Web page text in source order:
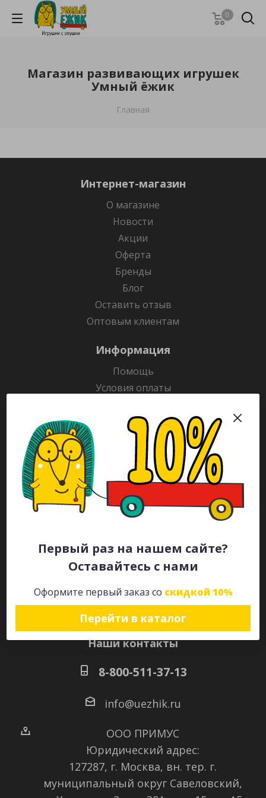
Первый раз на нашем сайте?
Оставайтесь с нами
Оформите первый заказ со скидкой 10%
Перейти в каталог
0
Магазин развивающих игрушек
Умный ёжик
Главная
Интернет-магазин
О магазине
Новости
Акции
Оферта
Бренды
Блог
Оставить отзыв
Оптовым клиентам
Информация
Помощь
Условия оплаты
Гарантия на товар
Раскраски
Рекламодателям
Каталог
Будьте всегда в курсе!
Наши контакты
8-800-511-37-13
info@uezhik.ru
ООО ПРИМУС
Юридический адрес:
127287, г. Москва, вн. тер. г.
муниципальный округ Савеловский,